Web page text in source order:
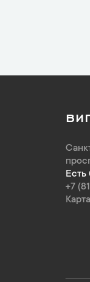
Есть
+7